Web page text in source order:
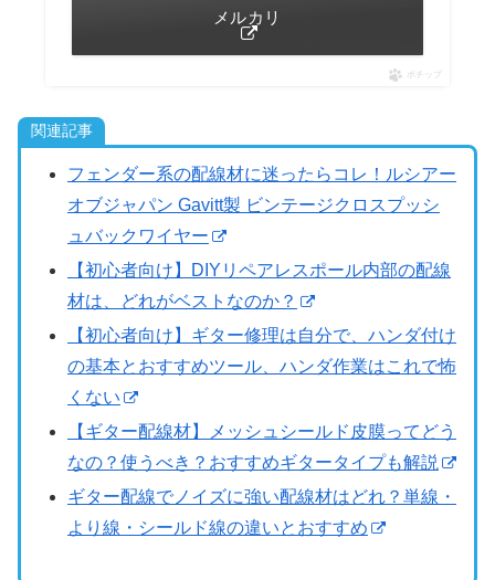
メルカリ
ポチップ
関連記事
フェンダー系の配線材に迷ったらコレ！ルシアー
オブジャパン Gavitt製 ビンテージクロスプッシ
ュバックワイヤー
【初心者向け】DIYリペアレスポール内部の配線
材は、どれがベストなのか？
【初心者向け】ギター修理は自分で、ハンダ付け
の基本とおすすめツール、ハンダ作業はこれで怖
くない
【ギター配線材】メッシュシールド皮膜ってどう
なの？使うべき？おすすめギタータイプも解説
ギター配線でノイズに強い配線材はどれ？単線・
より線・シールド線の違いとおすすめ